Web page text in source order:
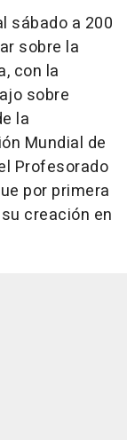
sábado a 200
sobre la
con la
sobre
la
Mundial de
Profesorado
por primera
creación en